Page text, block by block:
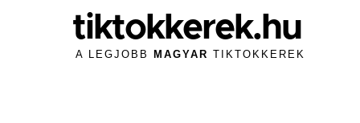
tiktokkerek.hu
A LEGJOBB MAGYAR TIKTOKKEREK